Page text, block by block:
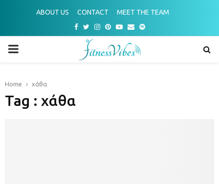
ABOUT US CONTACT
MEET THE TEAM
Facebook
TwitterInstagram
PinterestYoutube
EmailSpotify
PRIMARY
Home χάθα
Tag : χάθα